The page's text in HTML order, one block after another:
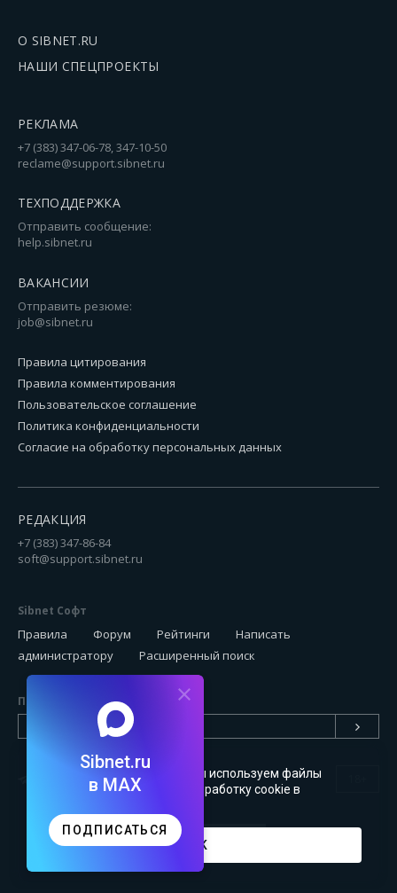
О SIBNET.RU
НАШИ СПЕЦПРОЕКТЫ
РЕКЛАМА
+7 (383) 347-06-78, 347-10-50
reclame@support.sibnet.ru
ТЕХПОДДЕРЖКА
Отправить сообщение:
help.sibnet.ru
ВАКАНСИИ
Отправить резюме:
job@sibnet.ru
Правила цитирования
Правила комментирования
Пользовательское соглашение
Политика конфиденциальности
Согласие на обработку персональных данных
РЕДАКЦИЯ
+7 (383) 347-86-84
soft@support.sibnet.ru
Sibnet Софт
Правила Форум Рейтинги
Написать
администратору
Расширенный поиск
Подписаться на новинки
Чтобы сайт был удобным, мы используем файлы
. Можете запретить обработку cookie в
OK
Sibnet.ru
в MAX
ПОДПИСАТЬСЯ